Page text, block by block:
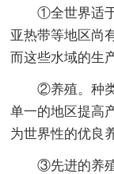
①全世界适于
亚热带等地区尚
而这些水域的生
②养殖。种类
单一的地区提高
为世界性的优良
③先进的养殖